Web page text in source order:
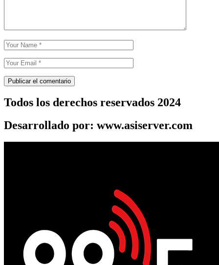
Todos los derechos reservados 2024
Desarrollado por: www.asiserver.com